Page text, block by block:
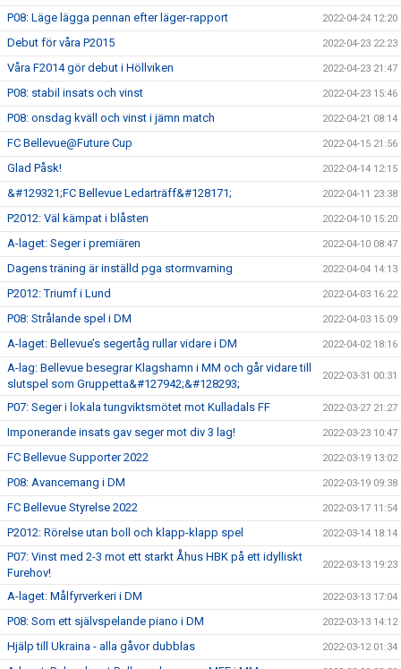
P08: Läge lägga pennan efter läger-rapport 2022-04-24 12:20
Debut för våra P2015 2022-04-23 22:23
Våra F2014 gör debut i Höllviken 2022-04-23 21:47
P08: stabil insats och vinst 2022-04-23 15:46
P08: onsdag kväll och vinst i jämn match 2022-04-21 08:14
FC Bellevue@Future Cup 2022-04-15 21:56
Glad Påsk! 2022-04-14 12:15
&#129321;FC Bellevue Ledarträff&#128171; 2022-04-11 23:38
P2012: Väl kämpat i blåsten 2022-04-10 15:20
A-laget: Seger i premiären 2022-04-10 08:47
Dagens träning är inställd pga stormvarning 2022-04-04 14:13
P2012: Triumf i Lund 2022-04-03 16:22
P08: Strålande spel i DM 2022-04-03 15:09
A-laget: Bellevue’s segertåg rullar vidare i DM 2022-04-02 18:16
A-lag: Bellevue besegrar Klagshamn i MM och går vidare till
slutspel som Gruppetta&#127942;&#128293;
2022-03-31 00:31
P07: Seger i lokala tungviktsmötet mot Kulladals FF 2022-03-27 21:27
Imponerande insats gav seger mot div 3 lag! 2022-03-23 10:47
FC Bellevue Supporter 2022 2022-03-19 13:02
P08: Avancemang i DM 2022-03-19 09:38
FC Bellevue Styrelse 2022 2022-03-17 11:54
P2012: Rörelse utan boll och klapp-klapp spel 2022-03-14 18:14
P07: Vinst med 2-3 mot ett starkt Åhus HBK på ett idylliskt
Furehov!
2022-03-13 19:23
A-laget: Målfyrverkeri i DM 2022-03-13 17:04
P08: Som ett självspelande piano i DM 2022-03-13 14:12
Hjälp till Ukraina - alla gåvor dubblas 2022-03-12 01:34